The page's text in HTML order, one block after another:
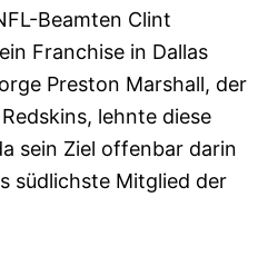
Beamten Clint
Franchise in Dallas
Preston Marshall, der
lehnte diese
sein Ziel offenbar darin
südlichste Mitglied der